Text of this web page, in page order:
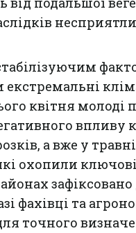
квітня молоді
впливу
а вже у
охопили
фахівці та
точного